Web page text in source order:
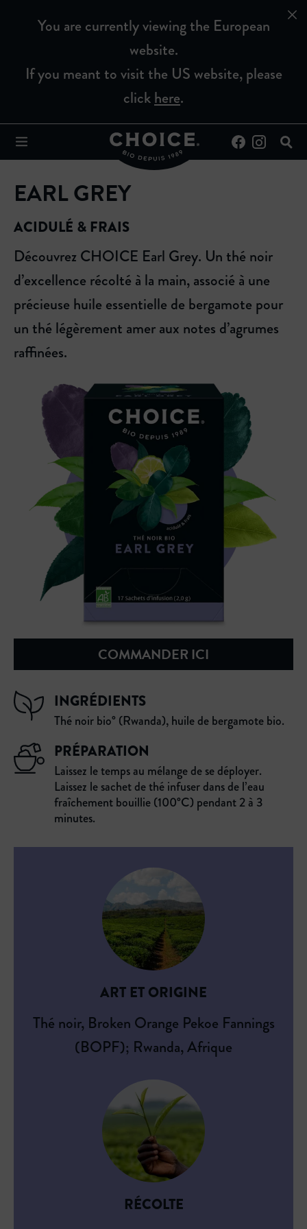
You are currently viewing the European
website.
If you meant to visit the US website, please
clickhere.
EARL GREY
ACIDULÉ & FRAIS
Découvrez CHOICE Earl Grey. Un thé noir
d’excellence récolté à la main, associé à une
précieuse huile essentielle de bergamote pour
un thé légèrement amer aux notes d’agrumes
raffinées.
INGRÉDIENTS
Thé noir bio° (Rwanda), huile de bergamote bio.
PRÉPARATION
Laissez le temps au mélange de se déployer.
Laissez le sachet de thé infuser dans de l’eau
fraîchement bouillie (100°C) pendant 2 à 3
minutes.
COMMANDER ICI
ART ET ORIGINE
Thé noir, Broken Orange Pekoe Fannings
(BOPF); Rwanda, Afrique
RÉCOLTE